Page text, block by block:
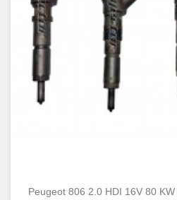
Peugeot 806 2.0 HDI 16V 80 KW